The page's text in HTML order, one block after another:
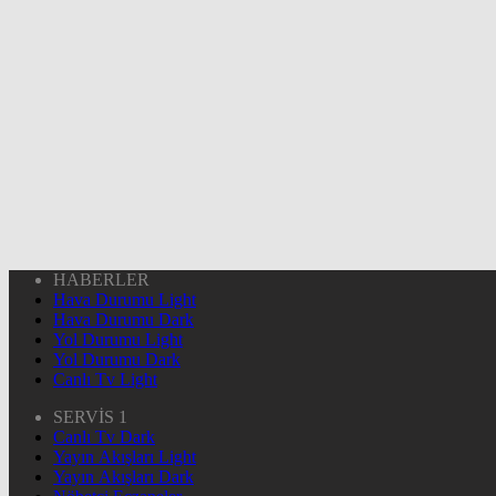
HABERLER
Hava Durumu Light
Hava Durumu Dark
Yol Durumu Light
Yol Durumu Dark
Canlı Tv Light
SERVİS 1
Canlı Tv Dark
Yayın Akışları Light
Yayın Akışları Dark